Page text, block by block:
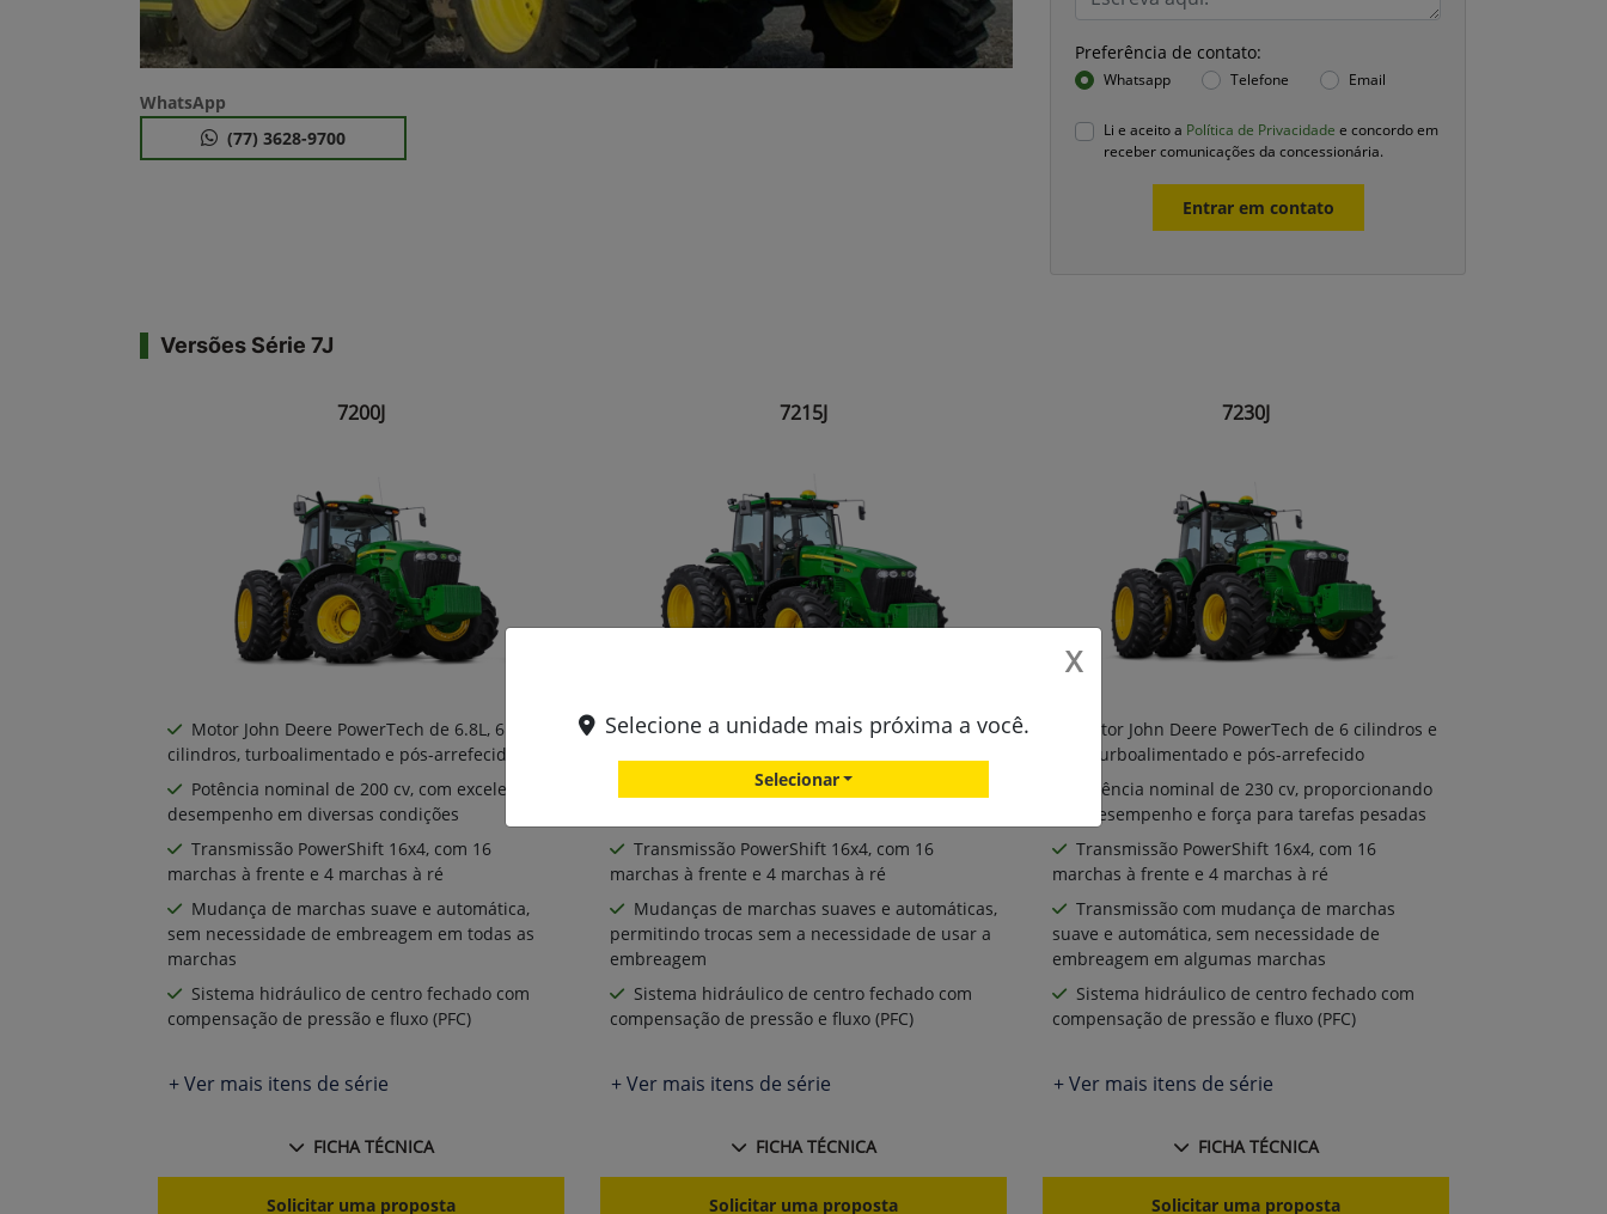
Preferência de contato:
Whatsapp Telefone Email
Li e aceito a Política de Privacidade e concordo em
receber comunicações da concessionária.
Entrar em contato
WhatsApp
(77) 3628-9700
Versões Série 7J
7200J
Motor John Deere PowerTech de 6.8L, 6
cilindros, turboalimentado e pós-arrefecido
Potência nominal de 200 cv, com excelente
desempenho em diversas condições
Transmissão PowerShift 16x4, com 16
marchas à frente e 4 marchas à ré
Mudança de marchas suave e automática,
sem necessidade de embreagem em todas as
marchas
Sistema hidráulico de centro fechado com
compensação de pressão e fluxo (PFC)
+ Ver mais itens de série
FICHA TÉCNICA
Solicitar uma proposta
7215J
Motor John Deere PowerTech de 6 cilindros e
Potência nominal de 215 cv, oferecendo um
Transmissão PowerShift 16x4, com 16
marchas à frente e 4 marchas à ré
Mudanças de marchas suaves e automáticas,
permitindo trocas sem a necessidade de usar a
embreagem
Sistema hidráulico de centro fechado com
compensação de pressão e fluxo (PFC)
+ Ver mais itens de série
FICHA TÉCNICA
Solicitar uma proposta
7230J
Motor John Deere PowerTech de 6 cilindros e
6.8L, turboalimentado e pós-arrefecido
Potência nominal de 230 cv, proporcionando
alto desempenho e força para tarefas pesadas
Transmissão PowerShift 16x4, com 16
marchas à frente e 4 marchas à ré
Transmissão com mudança de marchas
suave e automática, sem necessidade de
embreagem em algumas marchas
Sistema hidráulico de centro fechado com
compensação de pressão e fluxo (PFC)
+ Ver mais itens de série
FICHA TÉCNICA
Solicitar uma proposta
X
Selecione a unidade mais próxima a você.
Selecionar